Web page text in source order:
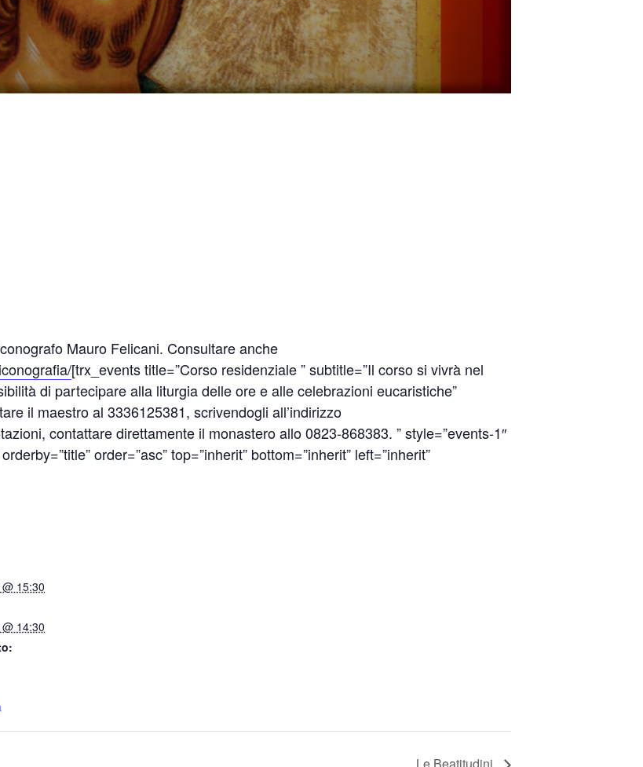
Mauro Felicani. Consultare anche
[trx_events title=”Corso residenziale ” subtitle=”Il corso si vivrà nel
di partecipare alla liturgia delle ore e alle celebrazioni eucaristiche”
il maestro al 3336125381, scrivendogli all’indirizzo
contattare direttamente il monastero allo 0823-868383. ” style=”events-1″
order=”asc” top=”inherit” bottom=”inherit” left=”inherit”
15:30
14:30